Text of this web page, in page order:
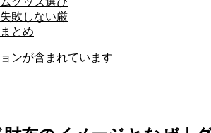
敗しない厳
とめ
ンが含まれています